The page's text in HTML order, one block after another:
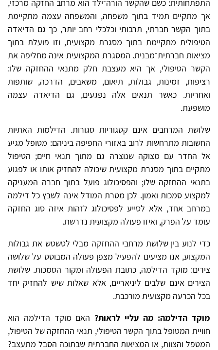
התפתחותית: כשם שהקשר הורה־ילד הוא מרחב החזקה מרכזי,
אך מתקיים תמיד בתוך משפחה, והמשפחה עצמה מתקיימת
בתוך הקשר חברתי, תרבותי וכלכלי רחב יותר, כך גם הדיאדה
הטיפולית מתקיימת בתוך מסגרת מקצועית, וזו פועלת בתוך
מציאות חברתית־מבנית. המסגרת המקצועית אינה מחליפה את
הקשר הטיפולי, אך היא מעצבת חלק מתנאי ההחזקה שלו:
רציפות, זמינות, גבולות, תיאום, משאבים, הדרכה, שותפות
ואחריות. כאשר תנאים אלה נפגעים, גם הדיאדה עצמה
מושפעת.
שלושת המרחבים אינם קטגוריות סגורות. הדילמות האתיות
החשובות מתרחשות לרוב באזורי החפיפה ביניהם: מטופל מגיע
אל החדר עם מצוקה שנוצרה גם מתוך תנאי חיים; הטיפול
מתקיים בתוך מסגרת מקצועית שיכולה להחזיק אותו או לפגוע
בתנאי ההחזקה שלו; והפסיכולוג פועל בתוך חברה המעניקה
למקצוע סמכות ואמון. לכן מטרת המודל אינה לשבץ כל דילמה
במרחב אחד, אלא לסייע לפסיכולוג לזהות איזה סוג החזקה
עומד על הפרק, ואיזו פעולה מקצועית נדרשת.
כדי לנוע בין שלושת מרחבי ההחזקה מבלי לטשטש את גבולות
המקצוע, אנו מציעים להפעיל מצפן פעולה המבוסס על שלושה
צירים: מוקד הדילמה, כתובת הפעולה ומקור הסמכות. שלושת
הצירים אינם שלבים ליניאריים, אלא שאלות שיש להחזיק יחד
בכל הכרעה מקצועית מורכבת.
מוקד הדילמה: מה עליי לראות? האם מוקד הדילמה הוא
חוויית המטופל בתוך הקשר הטיפולי, תנאי ההחזקה של הטיפול,
המטפל והצוות, או המציאות החברתית שבתוכה הסבל מתעצב?